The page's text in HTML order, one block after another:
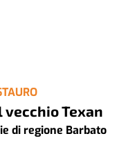
vecchio Texan
di regione Barbato